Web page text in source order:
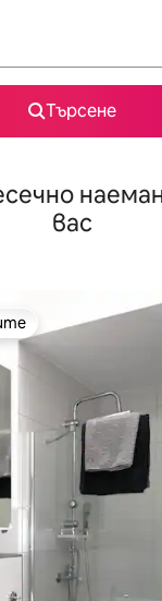
Търсене
вас
на гостите